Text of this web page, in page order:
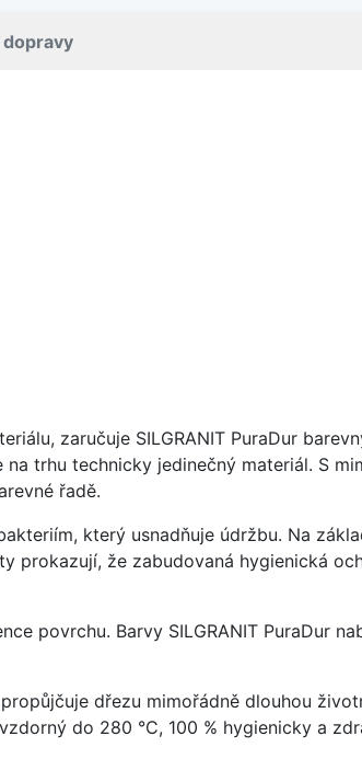
zaručuje SILGRANIT PuraDur
trhu technicky jedinečný materiál. S
řadě.
který usnadňuje údržbu. Na
prokazují, že zabudovaná hygienická
povrchu. Barvy SILGRANIT PuraDur
dřezu mimořádně dlouhou
do 280 °C, 100 % hygienicky a